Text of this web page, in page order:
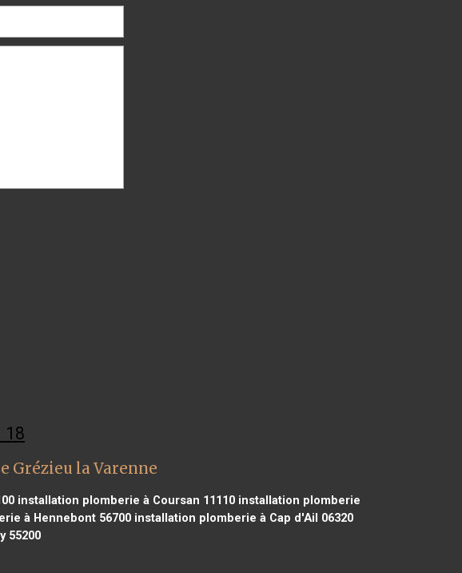
18
la Varenne
installation plomberie à Coursan 11110 installation plomberie
à Hennebont 56700 installation plomberie à Cap d'Ail 06320
55200